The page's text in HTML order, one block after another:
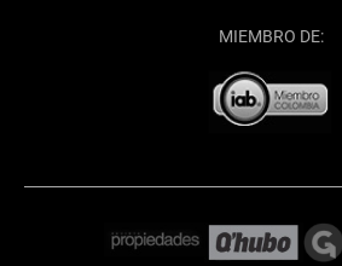
MIEMBRO DE: